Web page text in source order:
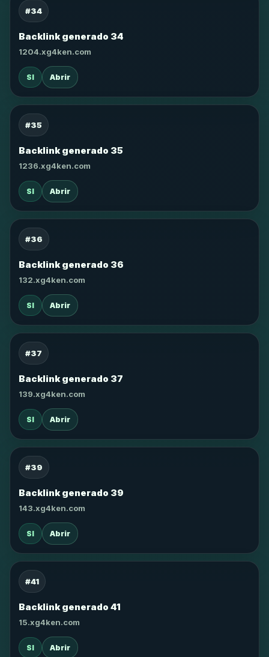
#34
Backlink generado 34
1204.xg4ken.com
SI Abrir
#35
Backlink generado 35
1236.xg4ken.com
SI Abrir
#36
Backlink generado 36
132.xg4ken.com
SI Abrir
#37
Backlink generado 37
139.xg4ken.com
SI Abrir
#39
Backlink generado 39
143.xg4ken.com
SI Abrir
#41
Backlink generado 41
15.xg4ken.com
SI Abrir